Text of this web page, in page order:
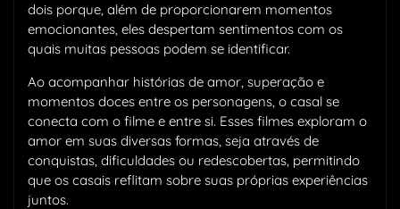
dois porque, além de proporcionarem momentos
emocionantes, eles despertam sentimentos com os
quais muitas pessoas podem se identificar.
Ao acompanhar histórias de amor, superação e
momentos doces entre os personagens, o casal se
conecta com o filme e entre si. Esses filmes exploram o
amor em suas diversas formas, seja através de
conquistas, dificuldades ou redescobertas, permitindo
que os casais reflitam sobre suas próprias experiências
juntos.